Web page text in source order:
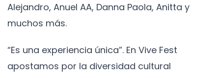
Alejandro, Anuel AA, Danna Paola, Anitta y
muchos más.
“Es una experiencia única”. En Vive Fest
apostamos por la diversidad cultural